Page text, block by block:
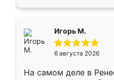
Игорь М.
6 августа 2026
На самом деле в